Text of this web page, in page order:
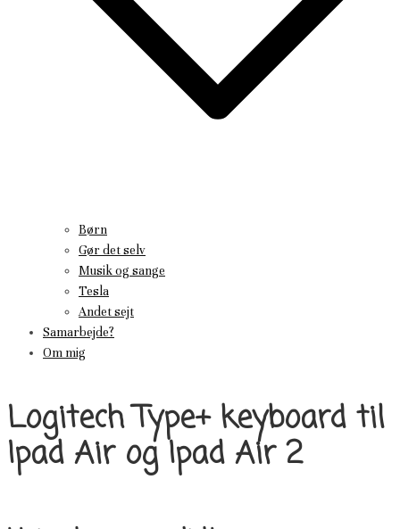
Børn
Gør det selv
Musik og sange
Tesla
Andet sejt
Samarbejde?
Om mig
Logitech Type+ keyboard til
Ipad Air og Ipad Air 2